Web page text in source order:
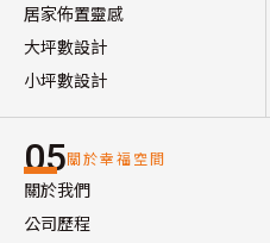
居家佈置靈感
大坪數設計
小坪數設計
05關於幸福空間
關於我們
公司歷程